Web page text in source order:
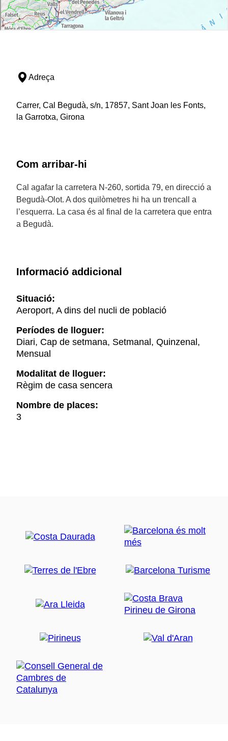
Adreça
Carrer, Cal Begudà, s/n, 17857, Sant Joan les Fonts,
la Garrotxa, Girona
Com arribar-hi
Cal agafar la carretera N-260, sortida 79, en direcció a
Begudà-Olot. A dos quilòmetres hi ha un trencall a
l’esquerra. La casa és al final de la carretera que entra
a Begudà.
Informació addicional
Situació:
Aeroport, A dins del nucli de població
Períodes de lloguer:
Diari, Cap de setmana, Setmanal, Quinzenal,
Mensual
Modalitat de lloguer:
Règim de casa sencera
Nombre de places:
3